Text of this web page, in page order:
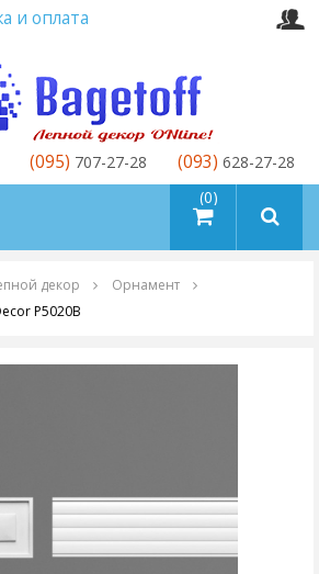
и оплата
товаров (0)
(095) 707-27-28 (093) 628-27-28
декор
Орнамент
P5020B